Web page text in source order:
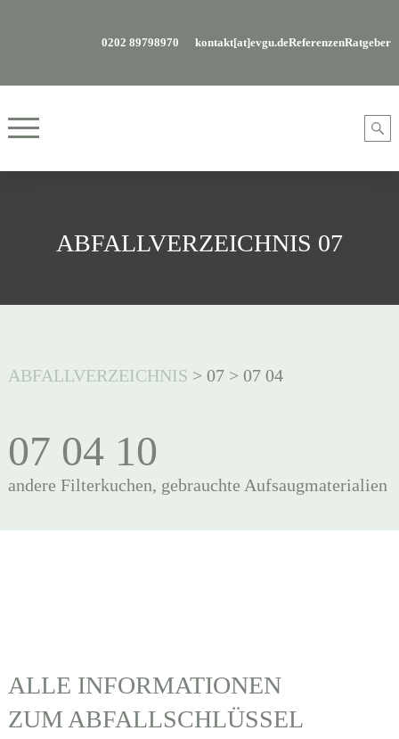
0202 89798970 kontakt[at]evgu.deReferenzenRatgeber
ABFALLVERZEICHNIS 07
ABFALLVERZEICHNIS > 07> 07 04
07 04 10
andere Filterkuchen, gebrauchte Aufsaugmaterialien
ALLE INFORMATIONEN
ZUM ABFALLSCHLÜSSEL